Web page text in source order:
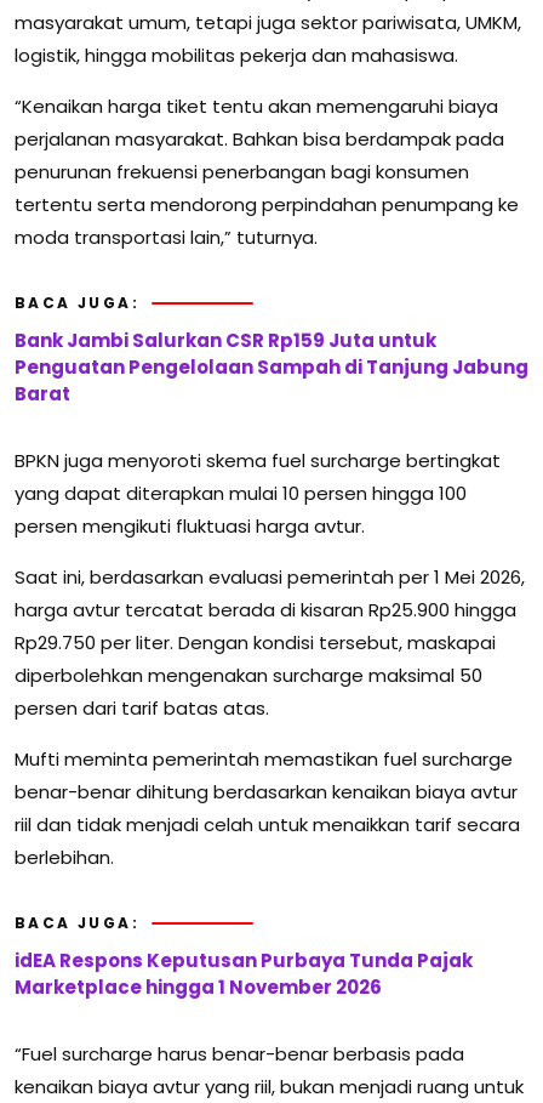
masyarakat umum, tetapi juga sektor pariwisata, UMKM,
logistik, hingga mobilitas pekerja dan mahasiswa.
“Kenaikan harga tiket tentu akan memengaruhi biaya
perjalanan masyarakat. Bahkan bisa berdampak pada
penurunan frekuensi penerbangan bagi konsumen
tertentu serta mendorong perpindahan penumpang ke
moda transportasi lain,” tuturnya.
BACA JUGA:
Bank Jambi Salurkan CSR Rp159 Juta untuk
Penguatan Pengelolaan Sampah di Tanjung Jabung
Barat
BPKN juga menyoroti skema fuel surcharge bertingkat
yang dapat diterapkan mulai 10 persen hingga 100
persen mengikuti fluktuasi harga avtur.
Saat ini, berdasarkan evaluasi pemerintah per 1 Mei 2026,
harga avtur tercatat berada di kisaran Rp25.900 hingga
Rp29.750 per liter. Dengan kondisi tersebut, maskapai
diperbolehkan mengenakan surcharge maksimal 50
persen dari tarif batas atas.
Mufti meminta pemerintah memastikan fuel surcharge
benar-benar dihitung berdasarkan kenaikan biaya avtur
riil dan tidak menjadi celah untuk menaikkan tarif secara
berlebihan.
BACA JUGA:
idEA Respons Keputusan Purbaya Tunda Pajak
Marketplace hingga 1 November 2026
“Fuel surcharge harus benar-benar berbasis pada
kenaikan biaya avtur yang riil, bukan menjadi ruang untuk